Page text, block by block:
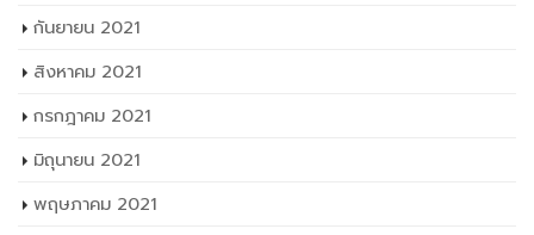
มิถุนายน 2021
พฤษภาคม 2021
เมษายน 2021
มีนาคม 2021
กุมภาพันธ์ 2021